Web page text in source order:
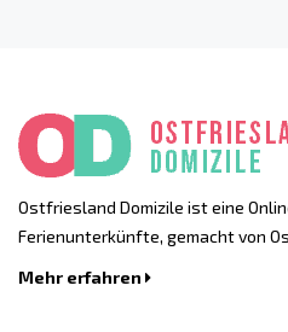
Ostfriesland Domizile ist eine
Ferienunterkünfte, gemacht von
Mehr erfahren